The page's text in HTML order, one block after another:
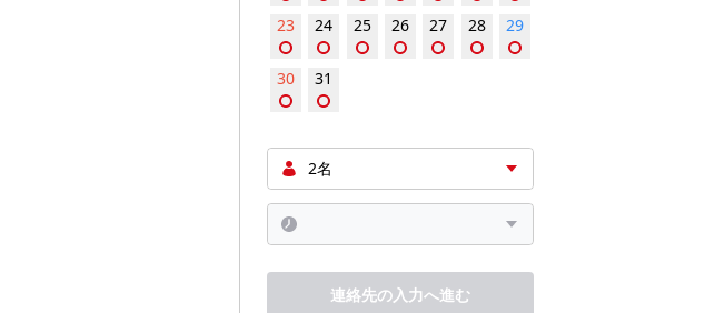
23 24 25 26 27 28 29
30 31
連絡先の入力へ進む